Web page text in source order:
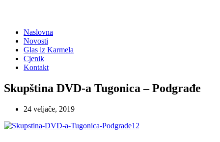
Naslovna
Novosti
Glas iz Karmela
Cjenik
Kontakt
Skupština DVD-a Tugonica – Podgrađe
24 veljače, 2019